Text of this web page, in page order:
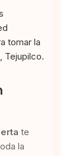
tomar la
Tejupilco.
te
la